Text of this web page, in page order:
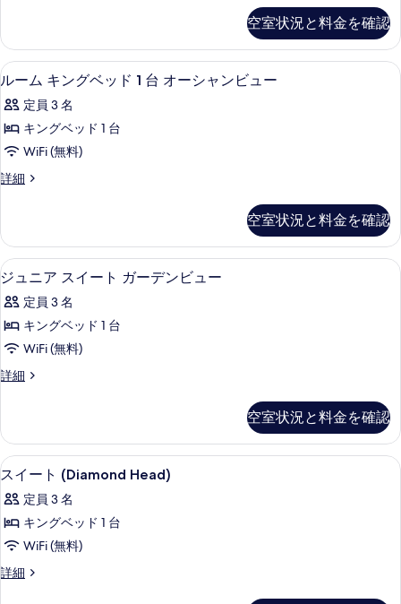
す
べ
て
の
写
真
を
示
す
る
ロ
ン
ト
(Diamond
Head,
Prime)
す
て
の
写
真
を
表
示
ロ
ト
(Diamond
Head,
Prime)
の
詳
ッ
ド
2
台
オ
ー
シ
フ
ロ
ン
ト
(Diamond
の
べ
て
の
写
真
を
表
ン
グ
ル
ッ
ド
台
オ
ー
ン
ロ
ン
ト
(Diamond
Head)
の
詳
細
空室状況と料金を確認
ル
ー
ム
キ
ン
グ
ッ
ド
1
台
オ
ー
シ
ビ
ュ
ー
の
す
べ
て
高級寝具、セーフティボックス (室
4
ルーム キングベッド 1 台 オーシャンビュー
定員 3 名
キングベッド 1 台
WiFi (無料)
詳細
ル
ン
グ
ベ
ド
オ
ー
シ
ビ
ー
の
詳
細
空室状況と料金を確認
ジ
ュ
ニ
ア
ス
イ
ト
ガ
ー
デ
ン
ビ
ュ
高級寝具、セーフティボックス (室
4
ジュニア スイート ガーデンビュー
定員 3 名
キングベッド 1 台
WiFi (無料)
詳細
ジ
ス
イ
ー
ガ
ー
ン
ビ
ュ
空室状況と料金を確認
ス
イ
ー
ト
(Diamond
Head)
高級寝具、セーフティボックス (室
4
スイート (Diamond Head)
定員 3 名
キングベッド 1 台
WiFi (無料)
詳細
ス